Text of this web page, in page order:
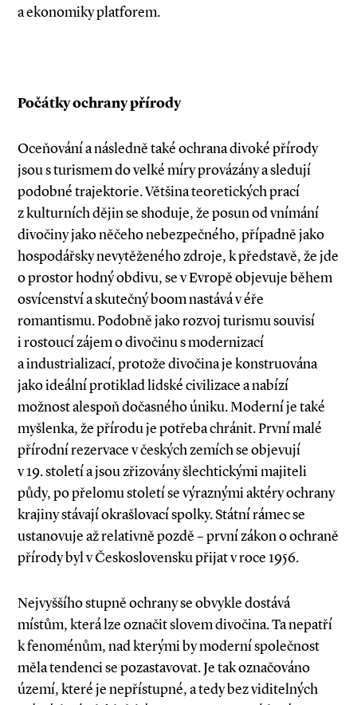
a ekonomiky platforem.
Počátky ochrany přírody
Oceňování a následně také ochrana divoké přírody
jsou s turismem do velké míry provázány a sledují
podobné trajektorie. Většina teoretických prací
z kulturních dějin se shoduje, že posun od vnímání
divočiny jako něčeho nebezpečného, případně jako
hospodářsky nevytěženého zdroje, k představě, že jde
o prostor hodný obdivu, se v Evropě objevuje během
osvícenství a skutečný boom nastává v éře
romantismu. Podobně jako rozvoj turismu souvisí
i rostoucí zájem o divočinu s modernizací
a industrializací, protože divočina je konstruována
jako ideální protiklad lidské civilizace a nabízí
možnost alespoň dočasného úniku. Moderní je také
myšlenka, že přírodu je potřeba chránit. První malé
přírodní rezervace v českých zemích se objevují
v 19. století a jsou zřizovány šlechtickými majiteli
půdy, po přelomu století se výraznými aktéry ochrany
krajiny stávají okrašlovací spolky. Státní rámec se
ustanovuje až relativně pozdě – první zákon o ochraně
přírody byl v Československu přijat v roce 1956.
Nejvyššího stupně ochrany se obvykle dostává
místům, která lze označit slovem divočina. Ta nepatří
k fenoménům, nad kterými by moderní společnost
měla tendenci se pozastavovat. Je tak označováno
území, které je nepřístupné, a tedy bez viditelných